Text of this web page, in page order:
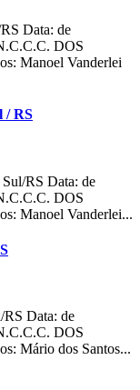
Data: de
DOS
Manoel Vanderlei
/ RS
RS Data: de
DOS
Manoel Vanderlei...
RS Data: de
DOS
Mário dos Santos...